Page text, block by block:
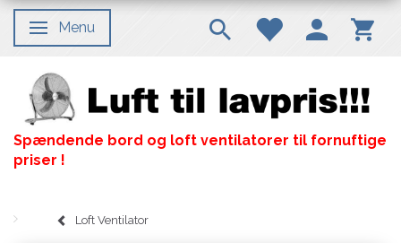
Skifte navigation
Menu
Spændende bord og loft ventilatorer til fornuftige
priser !
Loft Ventilator